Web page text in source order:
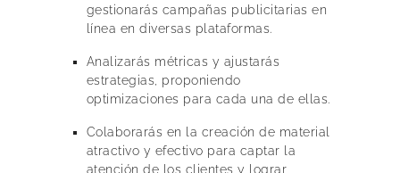
gestionarás campañas publicitarias en
línea en diversas plataformas.
Analizarás métricas y ajustarás
estrategias, proponiendo
optimizaciones para cada una de ellas.
Colaborarás en la creación de material
atractivo y efectivo para captar la
atención de los clientes y lograr